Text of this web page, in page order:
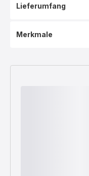
Lieferumfang
Merkmale